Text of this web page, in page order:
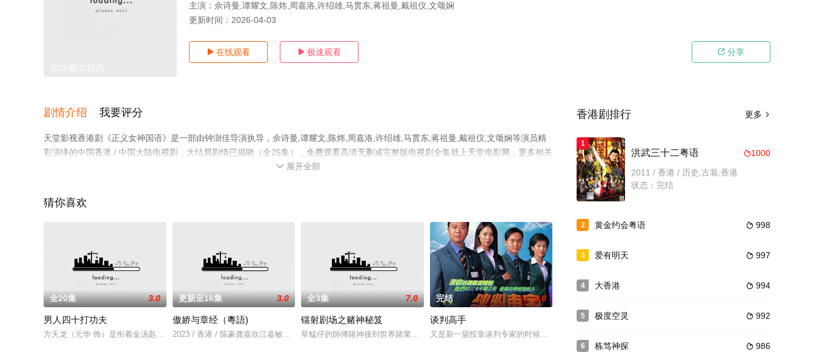
主演： 佘诗曼,谭耀文,陈炜,周嘉洛,许绍雄,马贯东,蒋祖曼,戴祖仪,文颂娴
更新时间： 2026-04-03
 在线观看  极速观看  分享
剧情介绍 我要评分
天堂影视香港剧《正义女神国语》是一部由钟澍佳导演执导，佘诗曼,谭耀文,陈炜,周嘉洛,许绍雄,马贯东,蒋祖曼,戴祖仪,文颂娴等演员精
彩演绎的中国香港 / 中国大陆电视剧，大结局剧情已揭晓（全25集），免费观看高清无删减完整版电视剧全集就上天堂电影网，更多相关
 展开全部
猜你喜欢
全20集 3.0
男人四十打功夫
方天龙（元华 饰）是衔着金汤匙出生的富家大少爷，在很小的时候就是去了父亲，从小在母亲的溺爱之中长大，
更新至16集 3.0
傲娇与章经（粵語)
2023 / 香港 / 陈豪龚嘉欣江嘉敏谭凯琪周嘉洛
全3集 7.0
镭射剧场之赌神秘笈
草蜢仔的師傅賭神接到世界賭業聯合會邀請，參加十年壹度的賭王爭霸戰，可惜賭神病重，唯傳授賭術之道於草，
完结 8.0
谈判高手
又是新一届投靠谈判专家的时候，无心插柳的杨光（张智霖 饰）与有心栽花的叶可人（文颂娴 饰）也在这支大
更多 
香港剧排行
1
1000
洪武三十二粤语
2011 / 香港 / 历史,古装,香港
状态：完结
2  998
黄金约会粤语
3  997
爱有明天
4  994
大香港
5  992
极度空灵
6  986
栋笃神探